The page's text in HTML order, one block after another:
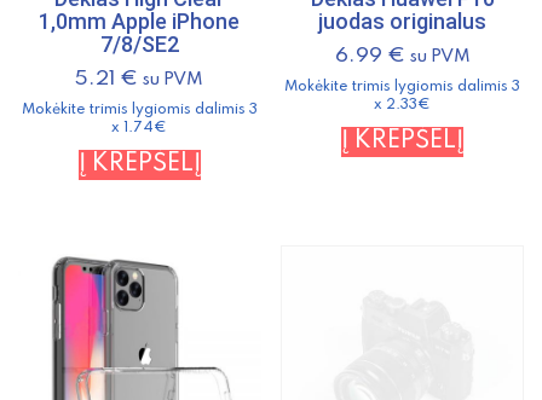
1,0mm Apple iPhone
7/8/SE2
5.21 € su PVM
Mokėkite trimis lygiomis dalimis 3
x 1.74€
Į KREPŠELĮ
juodas originalus
6.99 € su PVM
Mokėkite trimis lygiomis dalimis 3
x 2.33€
Į KREPŠELĮ